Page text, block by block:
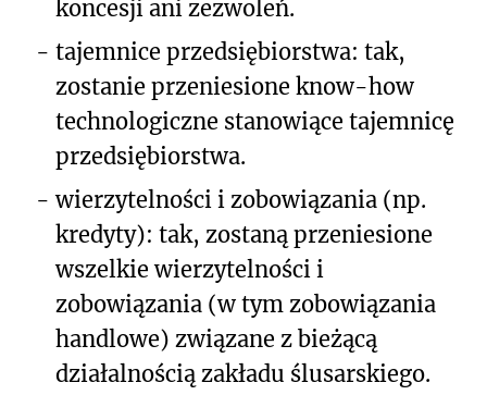
koncesji ani zezwoleń.
- tajemnice przedsiębiorstwa: tak,
zostanie przeniesione know-how
technologiczne stanowiące tajemnicę
przedsiębiorstwa.
- wierzytelności i zobowiązania (np.
kredyty): tak, zostaną przeniesione
wszelkie wierzytelności i
zobowiązania (w tym zobowiązania
handlowe) związane z bieżącą
działalnością zakładu ślusarskiego.